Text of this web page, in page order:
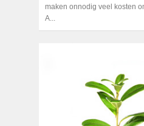
maken onnodig veel kosten
A...